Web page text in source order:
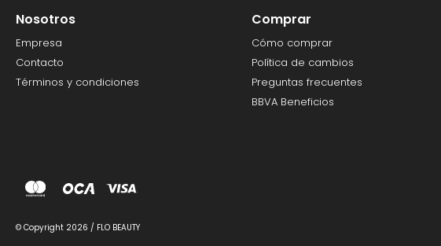
Nosotros
Empresa
Contacto
Términos y condiciones
Comprar
Cómo comprar
Política de cambios
Preguntas frecuentes
BBVA Beneficios
© Copyright 2026 / FLO BEAUTY